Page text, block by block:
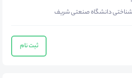
دانشگاه صنعتی شریف
ثبت نام